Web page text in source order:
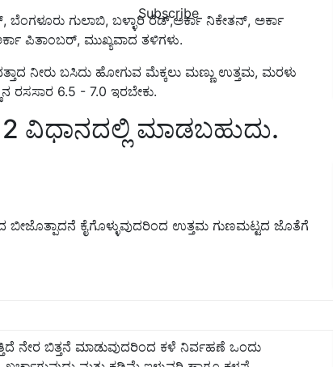
Subscribe
ಗುಲಾಬಿ, ಬಳ್ಳಾರಿ ರೆಡ್,ಅರ್ಕಾ ನಿಕೇತನ್, ಅರ್ಕಾ
ಪಿತಾಂಬರ್, ಮುಖ್ಯವಾದ ತಳಿಗಳು.
ನೀರು ಬಸಿದು ಹೋಗುವ ಮೆಕ್ಕಲು ಮಣ್ಣು ಉತ್ತಮ, ಮರಳು
6.5 - 7.0 ಇರಬೇಕು.
ವಿಧಾನದಲ್ಲಿ ಮಾಡಬಹುದು.
ಕೈಗೊಳ್ಳುವುದರಿಂದ ಉತ್ತಮ ಗುಣಮಟ್ಟದ ಜೊತೆಗೆ
ನೇರ ಬಿತ್ತನೆ ಮಾಡುವುದರಿಂದ ಕಳೆ ನಿರ್ವಹಣೆ ಒಂದು